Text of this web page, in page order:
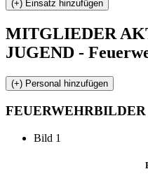
MITGLIEDER
JUGEND -
FEUERWEHRBILDER
Bild 1